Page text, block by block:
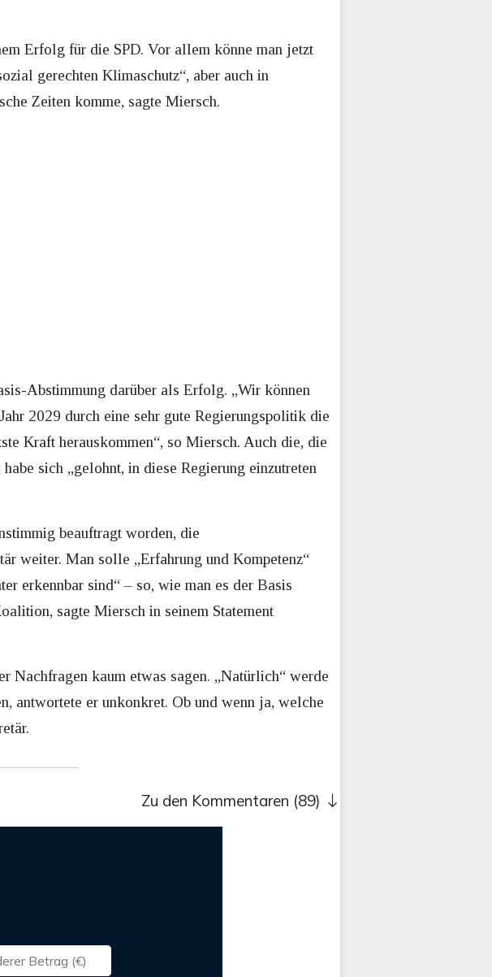
Erfolg für die SPD. Vor allem könne man jetzt
gerechten Klimaschutz“, aber auch in
Zeiten komme, sagte Miersch.
Abstimmung darüber als Erfolg. „Wir können
2029 durch eine sehr gute Regierungspolitik die
Kraft herauskommen“, so Miersch. Auch die, die
sich „gelohnt, in diese Regierung einzutreten
beauftragt worden, die
weiter. Man solle „Erfahrung und Kompetenz“
erkennbar sind“ – so, wie man es der Basis
sagte Miersch in seinem Statement
kaum etwas sagen. „Natürlich“ werde
antwortete er unkonkret. Ob und wenn ja, welche
Zu den Kommentaren (89)